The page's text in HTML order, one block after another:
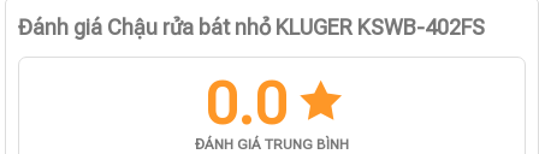
Đánh giá Chậu rửa bát nhỏ KLUGER KSWB-402FS
0.0
ĐÁNH GIÁ TRUNG BÌNH